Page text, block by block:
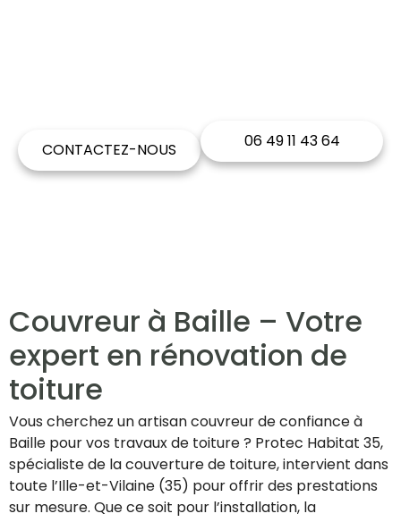
CONTACTEZ-NOUS 06 49 11 43 64
Couvreur à Baille – Votre
expert en rénovation de
toiture
Vous cherchez un artisan couvreur de confiance à
Baille pour vos travaux de toiture ? Protec Habitat 35,
spécialiste de la couverture de toiture, intervient dans
toute l’Ille-et-Vilaine (35) pour offrir des prestations
sur mesure. Que ce soit pour l’installation, la